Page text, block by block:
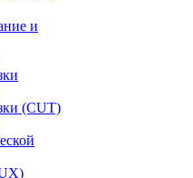
и
(CUT)